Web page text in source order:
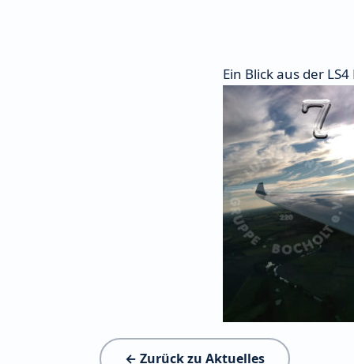
Ein Blick aus der
← Zurück zu Aktuelles